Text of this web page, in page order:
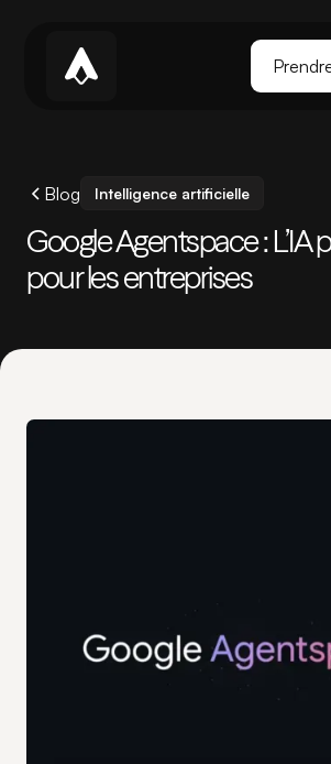
Blog Intelligence artificielle
Google Agentspace : L’IA
pour les entreprises